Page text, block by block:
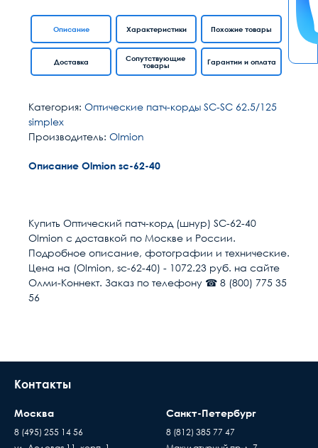
Описание Характеристики
Доставка
Похожие товары
Сопутствующие
товары
Гарантии и оплата
Категория: Оптические патч-корды SC-SC 62.5/125
simplex
Производитель: Olmion
Описание Olmion sc-62-40
Длина м
Размер кабель канала 55
Разъем 1 SC/UPC
Направление канала
Тип волокна MM 62.5/125 (OM1)
Условия доставки
Доставка осуществляется в течении 2-4
рабочих дней после поступления оплаты на
до подъезда или места куда может подъехать
происходит силами заказчика
Время ожидания водителя при доставке
Купить Оптический патч-корд (шнур) SC-62-40
Olmion с доставкой по Москве и России.
Подробное описание, фотографии и технические.
Цена на (Olmion, sc-62-40) - 1072.23 руб. на сайте
Олми-Коннект. Заказ по телефону ☎ 8 (800) 775 35
56
Контакты
Москва
8 (495) 255 14 56
Санкт-Петербург
8 (812) 385 77 47